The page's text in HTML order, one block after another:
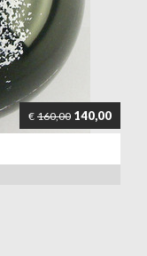
€ 160,00 140,00